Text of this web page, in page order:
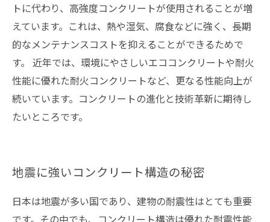
トに代わり、高強度コンクリートが使用されることが増
えています。これは、熱や湿気、腐食などに強く、長期
的なメンテナンスコストを抑えることができるためで
す。 近年では、環境にやさしいエココンクリートや耐火
性能に優れた耐火コンクリートなど、更なる性能向上が
続いています。コンクリートの進化と技術革新に期待し
たいところです。
地震に強いコンクリート構造の秘密
日本は地震が多い国であり、建物の耐震性はとても重要
です。その中でも、コンクリート構造は優れた耐震性能